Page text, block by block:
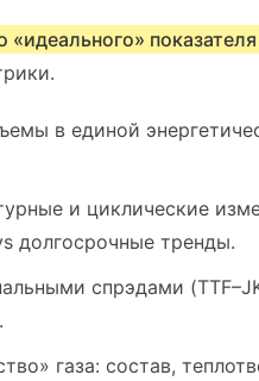
«идеального»
в единой
и циклические
долгосрочные тренды.
спрэдами
газа: состав,